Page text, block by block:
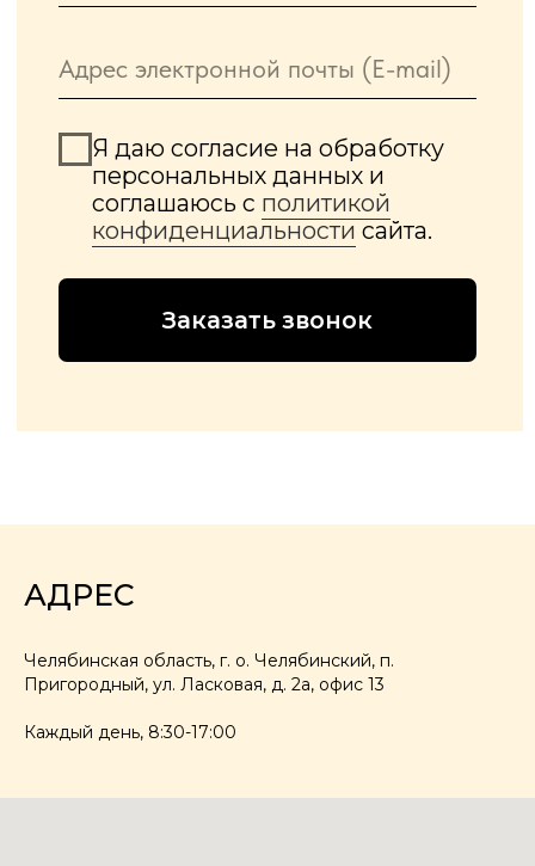
АДРЕС
Челябинская область, г. о. Челябинский, п.
Пригородный, ул. Ласковая, д. 2а, офис 13
Каждый день, 8:30-17:00